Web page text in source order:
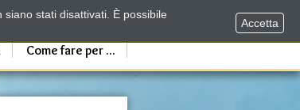
Come fare per ...
siano stati disattivati. È possibile
Accetta